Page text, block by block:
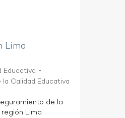
Lima
Educativa -
Calidad Educativa
de la
Lima